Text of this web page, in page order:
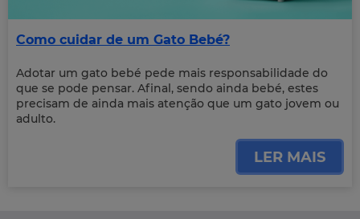
Como cuidar de um Gato Bebé?
Adotar um gato bebé pede mais responsabilidade do
que se pode pensar. Afinal, sendo ainda bebé, estes
precisam de ainda mais atenção que um gato jovem ou
adulto.
LER MAIS